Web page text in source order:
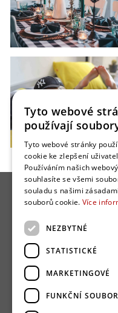
Tyto webové
používají
Tyto webové stránky
cookie ke zlepšení
Používáním našich
souhlasíte se všemi
souladu s našimi
souborů cookie. Více
NEZBYTNÉ
STATISTICKÉ
MARKETINGOVÉ
FUNKČNÍ